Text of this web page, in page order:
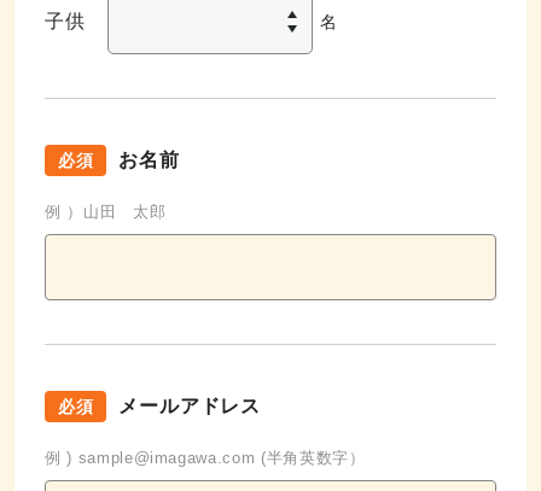
子供 名
必須 お名前
例 ）山田 太郎
必須 メールアドレス
例 ) sample@imagawa.com (半角英数字）